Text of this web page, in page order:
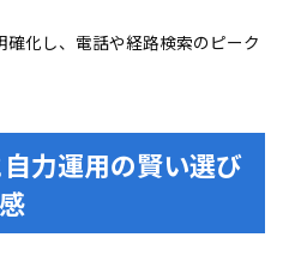
確化し、電話や経路検索のピーク
力運用の賢い選び